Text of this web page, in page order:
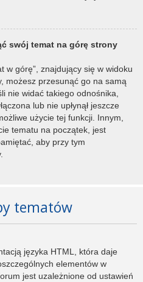
swój temat na górę strony
w górę”, znajdujący się w widoku
możesz przesunąć go na samą
nie widać takiego odnośnika,
lub nie upłynął jeszcze
użycie tej funkcji. Innym,
tematu na początek, jest
aby przy tym
tematów
języka HTML, która daje
elementów w
jest uzależnione od ustawień